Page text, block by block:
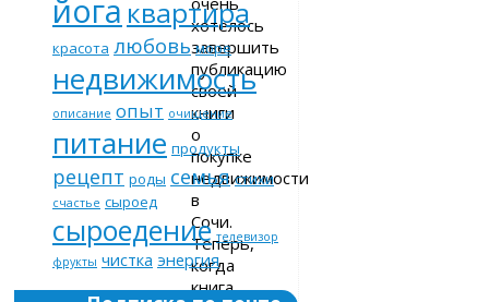
хотелось
завершить
публикацию
своей
книги
о
покупке
недвижимости
в
Сочи.
Теперь,
когда
книга
йога квартира
красота любовь море
недвижимость
описание опыт очищение
питание продукты
рецепт роды семья стихи
счастье сыроед
сыроедение телевизор
фрукты чистка энергия